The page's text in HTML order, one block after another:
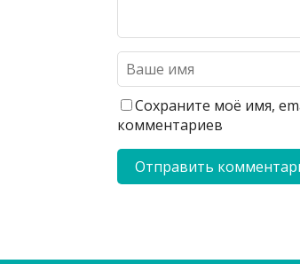
Сохраните моё имя,
комментариев